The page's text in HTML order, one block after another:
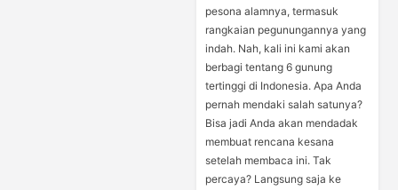
pesona alamnya, termasuk
rangkaian pegunungannya yang
indah. Nah, kali ini kami akan
berbagi tentang 6 gunung
tertinggi di Indonesia. Apa Anda
pernah mendaki salah satunya?
Bisa jadi Anda akan mendadak
membuat rencana kesana
setelah membaca ini. Tak
percaya? Langsung saja ke